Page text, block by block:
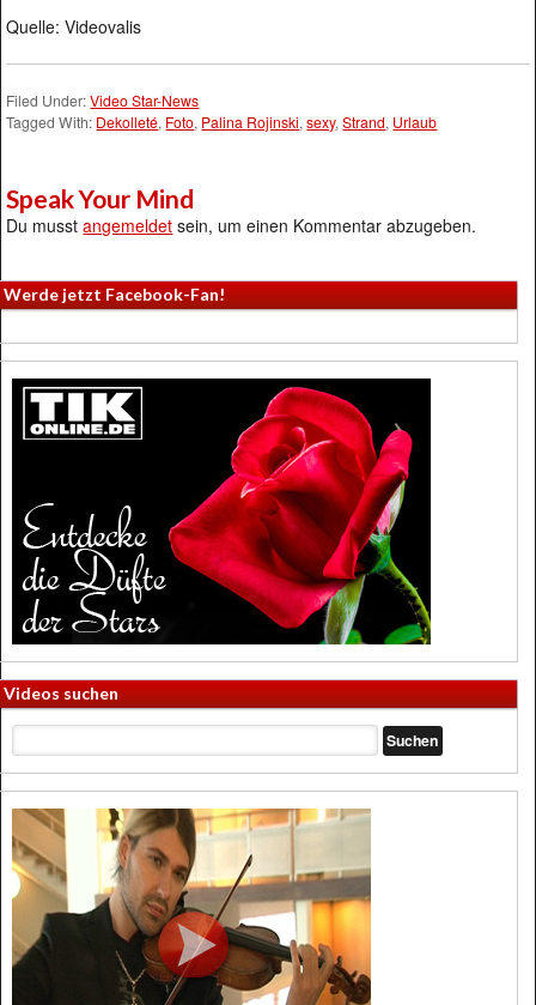
Quelle: Videovalis
Filed Under:Video Star-News
Tagged With: Dekolleté, Foto, Palina Rojinski,sexy,Strand, Urlaub
Speak Your Mind
Du musstangemeldet sein, um einen Kommentar abzugeben.
Werde jetzt Facebook-Fan!
Videos suchen